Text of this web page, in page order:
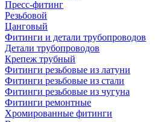
Пресс-фитинг
Резьбовой
Цанговый
Фитинги и детали трубопроводов
Детали трубопроводов
Крепеж трубный
Фитинги резьбовые из латуни
Фитинги резьбовые из стали
Фитинги резьбовые из чугуна
Фитинги ремонтные
Хромированные фитинги